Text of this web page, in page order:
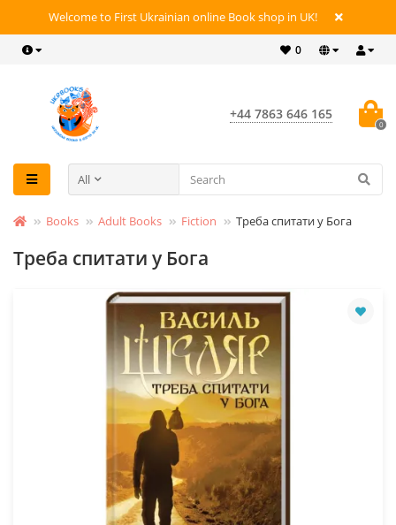
Welcome to First Ukrainian online Book shop in UK!
0
+44 7863 646 165
0
All
Books Adult Books Fiction Треба спитати у Бога
Треба спитати у Бога